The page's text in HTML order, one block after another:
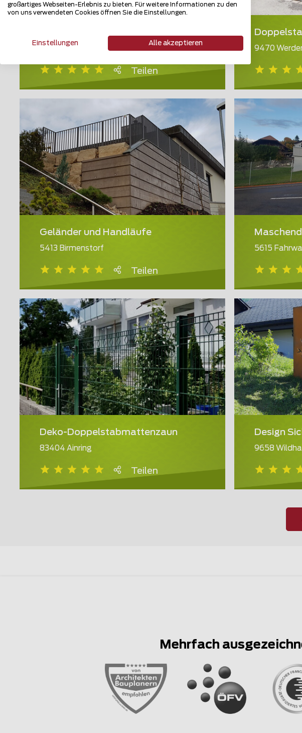
3947 Ergisch
Teilen
9470
Geländer und Handläufe
5413 Birmenstorf
Teilen
5615
Deko-Doppelstabmattenzaun
83404 Ainring
Teilen
Design
9658
Mehrfach
großartiges Webseiten-Erlebnis zu bieten. Für weitere Informationen zu den
von uns verwendeten Cookies öffnen Sie die Einstellungen.
Einstellungen Alle akzeptieren